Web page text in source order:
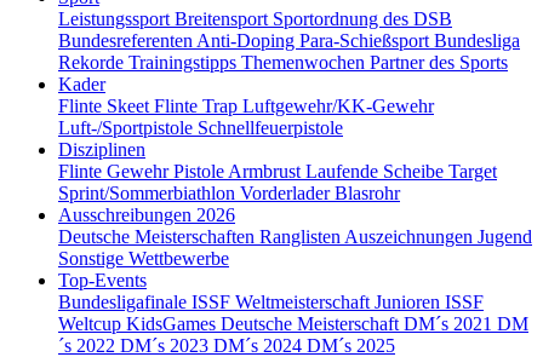
Leistungssport Breitensport Sportordnung des DSB
Bundesreferenten Anti-Doping Para-Schießsport Bundesliga
Rekorde Trainingstipps Themenwochen Partner des Sports
Kader
Flinte Skeet Flinte Trap Luftgewehr/KK-Gewehr
Luft-/Sportpistole Schnellfeuerpistole
Disziplinen
Flinte GewehrPistole Armbrust Laufende Scheibe Target
Sprint/Sommerbiathlon VorderladerBlasrohr
Ausschreibungen 2026
Deutsche Meisterschaften Ranglisten Auszeichnungen Jugend
Sonstige Wettbewerbe
Top-Events
Bundesligafinale ISSF Weltmeisterschaft Junioren ISSF
Weltcup KidsGames Deutsche Meisterschaft DM´s 2021 DM
´s 2022 DM´s 2023 DM´s 2024 DM´s 2025